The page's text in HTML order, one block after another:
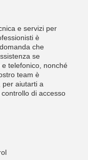
e servizi per
è
che
se
telefonico, nonché
team è
per aiutarti a
di accesso